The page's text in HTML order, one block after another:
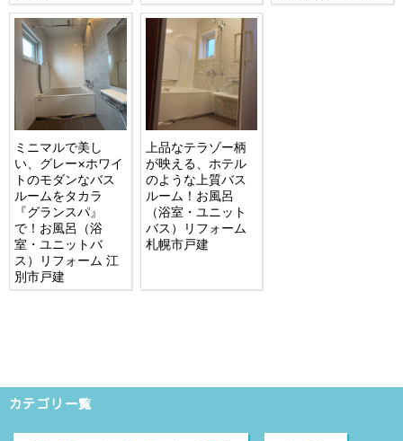
ミニマルで美し
い、グレー×ホワイ
トのモダンなバス
ルームをタカラ
『グランスパ』
で！お風呂（浴
室・ユニットバ
ス）リフォーム 江
別市戸建
上品なテラゾー柄
が映える、ホテル
のような上質バス
ルーム！お風呂
（浴室・ユニット
バス）リフォーム
札幌市戸建
カテゴリ一覧